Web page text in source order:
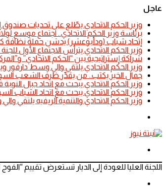
عاجل
​وزير الحكم الاتحادي يطّلع على تحديات
​برئاسة وزير الحكم الاتحادي.. اجتماع موسع
إتحاد شباب (ودأبوعشر) يدشن حملة نظافة
وزير الحكم الاتحادي يترأس الاجتماع الأول
شراكة إستراتيجية بين “الحكم الاتحادي”
​وزير الحكم الاتحادي يلتقي والي وسط دارفور
جمال الخير يكتب.. من يقدِّر ظرف الشعب
​وزير الحكم الاتحادي يبحث مع اتحاد جبال
​وزير الحكم الاتحادي يبحث مع اتحاد الشباب
​وزير الحكم الاتحادي والتنمية الريفيه يلتقي
اللجنة العليا للعودة إلى الديار تستعرض تقييم “الفوج